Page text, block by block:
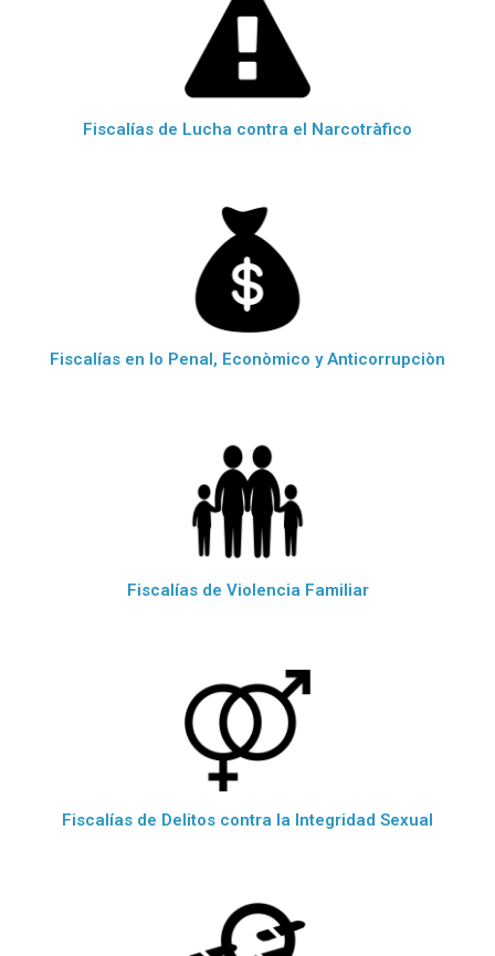
Fiscalías de Lucha contra el Narcotràfico
Fiscalías en lo Penal, Econòmico y Anticorrupciòn
Fiscalías de Violencia Familiar
Fiscalías de Delitos contra la Integridad Sexual